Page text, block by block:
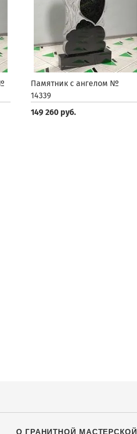
Памятник с ангелом №
14339
149 260 руб.
О ГРАНИТНОЙ МАСТЕРСКОЙ